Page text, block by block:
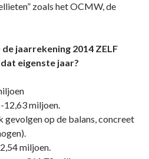
zoals het OCMW, de
jaarrekening 2014 ZELF
eigenste jaar?
12,63 miljoen.
gevolgen op de balans, concreet
miljoen.